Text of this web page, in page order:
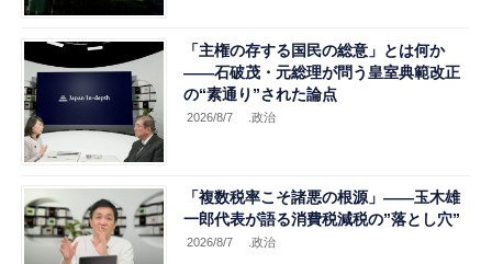
「主権の存する国民の総意」とは何か
――石破茂・元総理が問う皇室典範改正
の“素通り”された論点
2026/8/7 .政治
「複数税率こそ諸悪の根源」――玉木雄
一郎代表が語る消費税減税の”落とし穴”
2026/8/7 .政治